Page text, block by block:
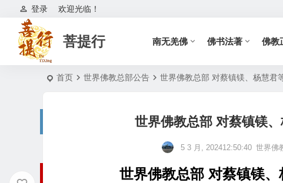
欢迎光临！
登录
菩提行 南无羌佛 佛书法著 佛教
首页 世界佛教总部公告 世界佛教总部 对蔡镇镁、杨慧君
世界佛教总部 对蔡镇镁
5 3 月, 202412:50:40 世界佛
世界佛教总部 对蔡镇镁